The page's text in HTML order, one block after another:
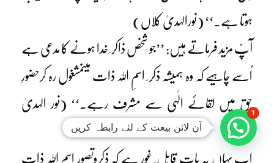
ہوتا ہے۔‘‘ (نورالہدیٰ کلاں)
آپؒ مزید فرماتے ہیں: ’’جو شخص ذاکر ِ خدا ہونے کا مدعی ہے
اُسے چاہیے کہ وہ ہمیشہ ذکر ِ اسمِ اللہ ذات میںمشغول رہ کرحضورِ
حق میں لقائے الٰہی سے مشرف رہے۔‘‘ (نور الہدیٰ
کلاں)
اب یہاں یہ بات قابل ِ غور ہے کہ ذکروتصورِ اسمِ اللہ ذات
آن لائن بیعت کے لئے رابطہ کریں
1